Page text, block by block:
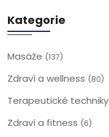
Kategorie
Masáže (137)
Zdraví a wellness (80)
Terapeutické techniky
Zdraví a fitness (6)